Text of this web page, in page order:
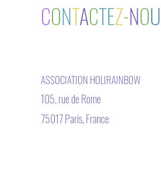
CONTACTEZ-NOU
ASSOCIATION HOLIRAINBOW
105, rue de Rome
75017 Paris, France